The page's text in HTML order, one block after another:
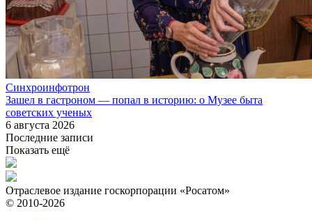
Синхроинфотрон
Зашел в гастроном — попал в историю: о Музее быта
советских ученых
6 августа 2026
Последние записи
Показать ещё
Отраслевое издание госкорпорации «Росатом»
© 2010-2026